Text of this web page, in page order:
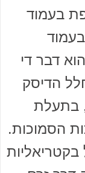
בעמוד
דבר די
הדיסק
בתעלת
הסמוכות.
בקטריאליות